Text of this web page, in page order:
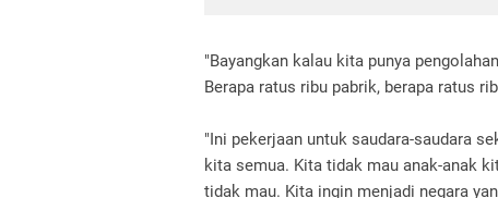
"Bayangkan kalau kita punya
Berapa ratus ribu pabrik, berapa ratus
"Ini pekerjaan untuk saudara-saudara
kita semua. Kita tidak mau anak-anak
tidak mau. Kita ingin menjadi negara